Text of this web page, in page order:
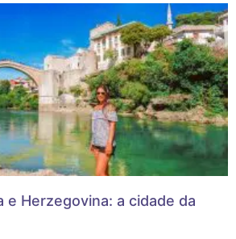
e Herzegovina: a cidade da